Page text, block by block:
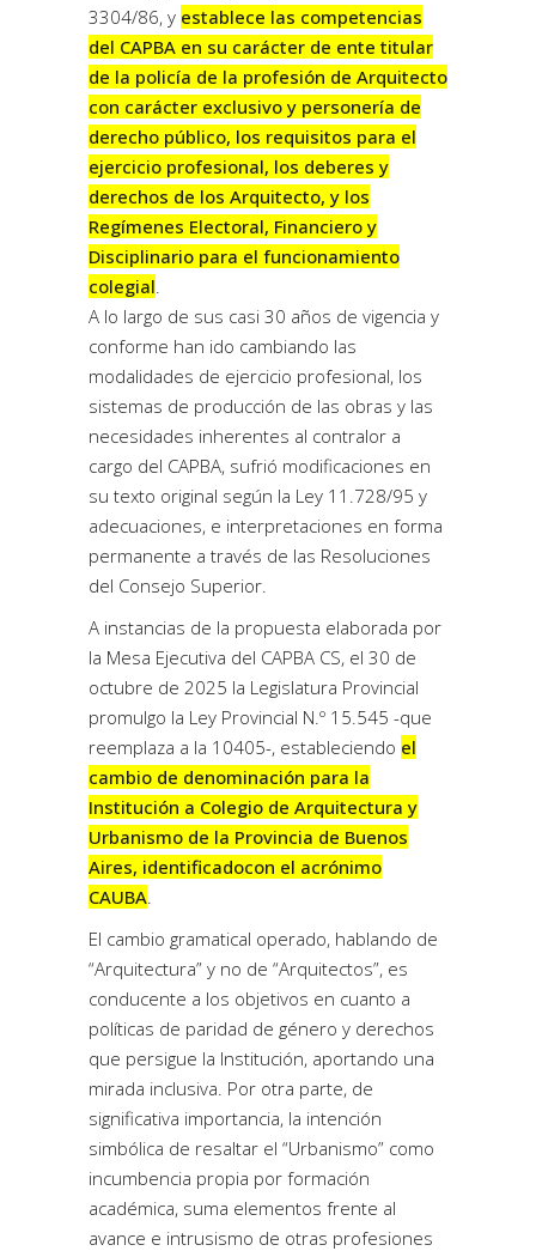
3304/86, y establece las competencias
del CAPBA en su carácter de ente titular
de la policía de la profesión de Arquitecto
con carácter exclusivo y personería de
derecho público, los requisitos para el
ejercicio profesional, los deberes y
derechos de los Arquitecto, y los
Regímenes Electoral, Financiero y
Disciplinario para el funcionamiento
colegial.
A lo largo de sus casi 30 años de vigencia y
conforme han ido cambiando las
modalidades de ejercicio profesional, los
sistemas de producción de las obras y las
necesidades inherentes al contralor a
cargo del CAPBA, sufrió modificaciones en
su texto original según la Ley 11.728/95 y
adecuaciones, e interpretaciones en forma
permanente a través de las Resoluciones
del Consejo Superior.
A instancias de la propuesta elaborada por
la Mesa Ejecutiva del CAPBA CS, el 30 de
octubre de 2025 la Legislatura Provincial
promulgo la Ley Provincial N.º 15.545 -que
reemplaza a la 10405-, estableciendo el
cambio de denominación para la
Institución a Colegio de Arquitectura y
Urbanismo de la Provincia de Buenos
Aires, identificadocon el acrónimo
CAUBA.
El cambio gramatical operado, hablando de
“Arquitectura” y no de “Arquitectos”, es
conducente a los objetivos en cuanto a
políticas de paridad de género y derechos
que persigue la Institución, aportando una
mirada inclusiva. Por otra parte, de
significativa importancia, la intención
simbólica de resaltar el “Urbanismo” como
incumbencia propia por formación
académica, suma elementos frente al
avance e intrusismo de otras profesiones